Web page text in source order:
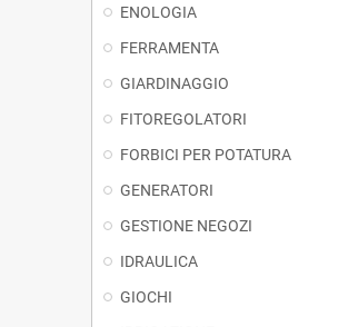
ENOLOGIA
FERRAMENTA
GIARDINAGGIO
FITOREGOLATORI
FORBICI PER POTATURA
GENERATORI
GESTIONE NEGOZI
IDRAULICA
GIOCHI